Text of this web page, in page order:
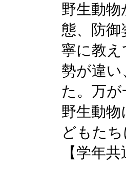
野生動
態、防
寧に教
勢が違
た。万
野生動
どもた
【学年